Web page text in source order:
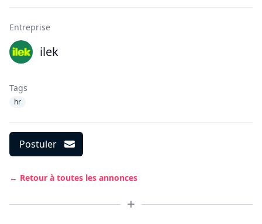
Entreprise
ilek
Tags
hr
Postuler
← Retour à toutes les annonces